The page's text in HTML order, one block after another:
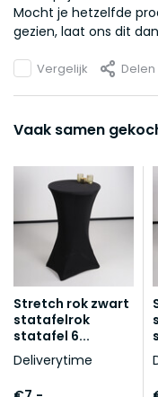
Mocht je hetzelfde
gezien, laat ons dit
Vergelijk Delen
Vaak samen
Stretch rok zwart
statafelrok
statafel 6...
Deliverytime